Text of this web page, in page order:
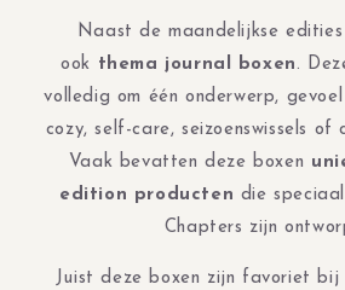
Naast de maandelijkse edities
ook thema journal boxen.
volledig om één onderwerp,
cozy, self-care, seizoenswissels of
Vaak bevatten deze boxen
edition producten die
Chapters zijn
Juist deze boxen zijn favoriet bij